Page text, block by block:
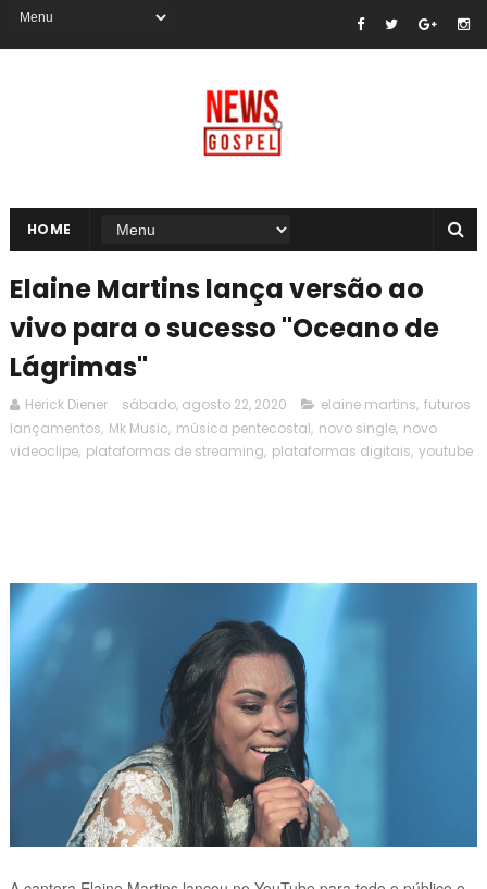
HOME
Elaine Martins lança versão ao
vivo para o sucesso "Oceano de
Lágrimas"
Herick Diener sábado, agosto 22, 2020 elaine martins, futuros
lançamentos, Mk Music, música pentecostal, novo single, novo
videoclipe, plataformas de streaming, plataformas digitais, youtube